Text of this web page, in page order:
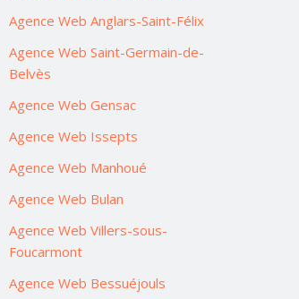
Agence Web Anglars-Saint-Félix
Agence Web Saint-Germain-de-
Belvès
Agence Web Gensac
Agence Web Issepts
Agence Web Manhoué
Agence Web Bulan
Agence Web Villers-sous-
Foucarmont
Agence Web Bessuéjouls